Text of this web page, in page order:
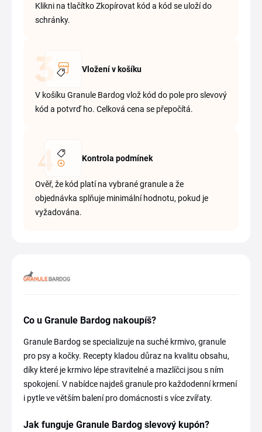
Klikni na tlačítko Zkopírovat kód a kód se uloží do
schránky.
Vložení v košíku
V košíku Granule Bardog vlož kód do pole pro slevový
kód a potvrď ho. Celková cena se přepočítá.
Kontrola podmínek
Ověř, že kód platí na vybrané granule a že
objednávka splňuje minimální hodnotu, pokud je
vyžadována.
Co u Granule Bardog nakoupíš?
Granule Bardog se specializuje na suché krmivo, granule
pro psy a kočky. Recepty kladou důraz na kvalitu obsahu,
díky které je krmivo lépe stravitelné a mazlíčci jsou s ním
spokojení. V nabídce najdeš granule pro každodenní krmení
i pytle ve větším balení pro domácnosti s více zvířaty.
Jak funguje Granule Bardog slevový kupón?